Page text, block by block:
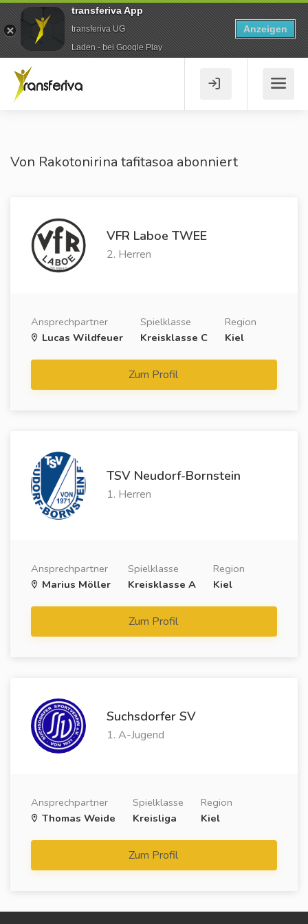
Von Rakotonirina tafitasoa abonniert
VFR Laboe TWEE
2. Herren
Ansprechpartner
Lucas Wildfeuer
Spielklasse
Kreisklasse C
Region
Kiel
Zum Profil
TSV Neudorf-Bornstein
1. Herren
Ansprechpartner
Marius Möller
Spielklasse
Kreisklasse A
Region
Kiel
Zum Profil
Suchsdorfer SV
1. A-Jugend
Ansprechpartner
Thomas Weide
Spielklasse
Kreisliga
Region
Kiel
Zum Profil
transferiva App
transferiva UG
Laden - bei Google Play
Anzeigen